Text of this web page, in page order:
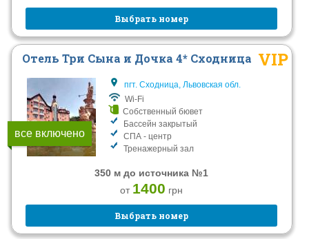
Выбрать номер
все включено
Отель Три Сына и Дочка 4* Сходница VIP
пгт. Сходница, Львовская обл.
Wi-Fi
Собственный бювет
Бассейн закрытый
СПА - центр
Тренажерный зал
350 м до источника №1
от 1400 грн
Выбрать номер